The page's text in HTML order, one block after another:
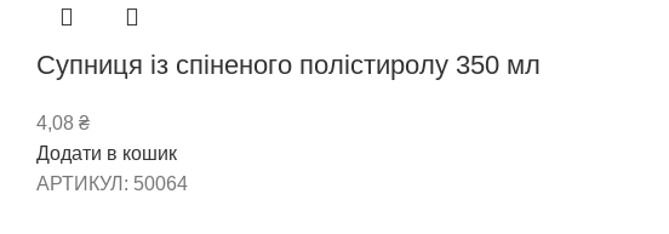
Супниця із спіненого полістиролу 350 мл
4,08 ₴
Додати в кошик
АРТИКУЛ: 50064